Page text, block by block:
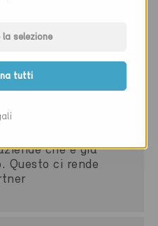
per ottenere
i corsi
Partner
che è già
Questo ci rende
la selezione
tutti